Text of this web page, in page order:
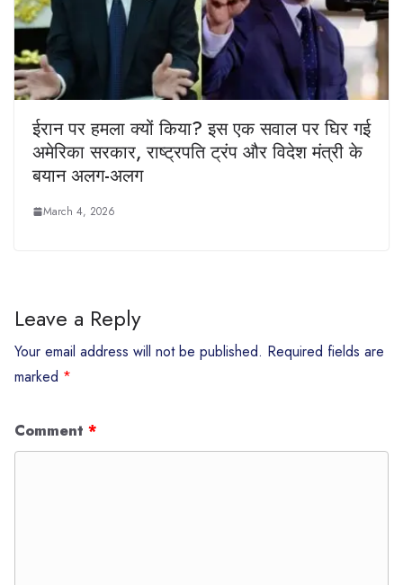
ईरान पर हमला क्यों किया? इस एक सवाल पर घिर गई
अमेरिका सरकार, राष्ट्रपति ट्रंप और विदेश मंत्री के
बयान अलग-अलग
March 4, 2026
Leave a Reply
Your email address will not be published. Required fields are
marked *
Comment *